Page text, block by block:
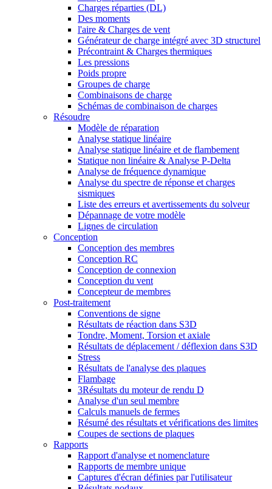
Charges réparties (DL)
Des moments
l'aire & Charges de vent
Générateur de charge intégré avec 3D structurel
Précontraint & Charges thermiques
Les pressions
Poids propre
Groupes de charge
Combinaisons de charge
Schémas de combinaison de charges
Résoudre
Modèle de réparation
Analyse statique linéaire
Analyse statique linéaire et de flambement
Statique non linéaire & Analyse P-Delta
Analyse de fréquence dynamique
Analyse du spectre de réponse et charges
sismiques
Liste des erreurs et avertissements du solveur
Dépannage de votre modèle
Lignes de circulation
Conception
Conception des membres
Conception RC
Conception de connexion
Conception du vent
Concepteur de membres
Post-traitement
Conventions de signe
Résultats de réaction dans S3D
Tondre, Moment, Torsion et axiale
Résultats de déplacement / déflexion dans S3D
Stress
Résultats de l'analyse des plaques
Flambage
3Résultats du moteur de rendu D
Analyse d'un seul membre
Calculs manuels de fermes
Résumé des résultats et vérifications des limites
Coupes de sections de plaques
Rapports
Rapport d'analyse et nomenclature
Rapports de membre unique
Captures d'écran définies par l'utilisateur